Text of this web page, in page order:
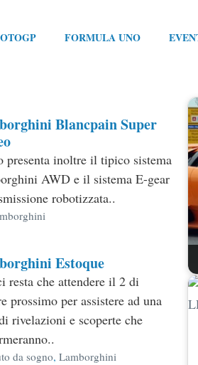
FORMULA UNO
Blancpain Super
presenta inoltre il tipico sistema
AWD e il sistema E-gear
robotizzata..
Estoque
resta che attendere il 2 di
prossimo per assistere ad una
rivelazioni e scoperte che
da sogno,Lamborghini